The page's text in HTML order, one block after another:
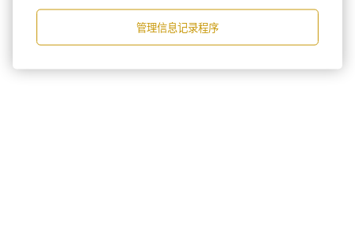
管理信息记录程序